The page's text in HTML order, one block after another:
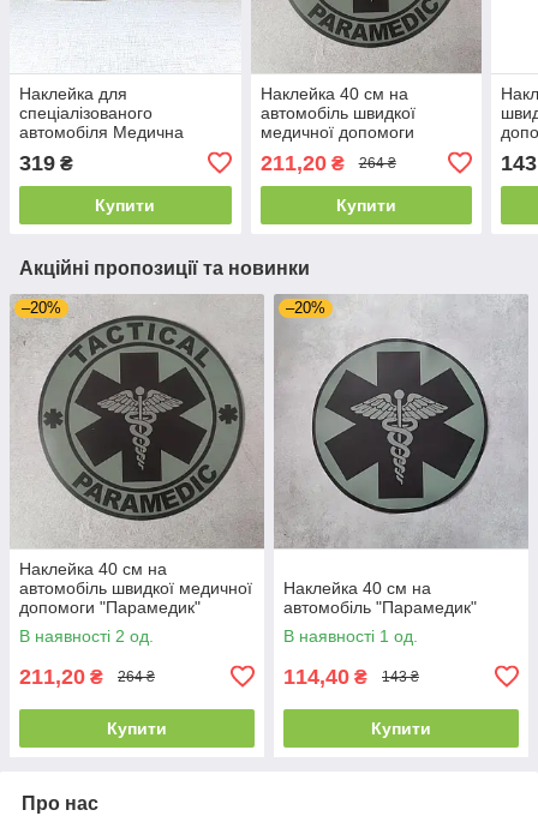
Наклейка для
спеціалізованого
автомобіля Медична
319 ₴
Купити
Наклейка 40 см на
автомобіль швидкої
медичної допомоги
211,20₴ 264 ₴
Купити
143
Акційні пропозиції та новинки
–20%
Наклейка 40 см на
автомобіль швидкої медичної
допомоги "Парамедик"
В наявності 2 од.
211,20 ₴ 264 ₴
Купити
–20%
Наклейка 40 см на
автомобіль "Парамедик"
В наявності 1 од.
114,40 ₴ 143 ₴
Купити
Про нас